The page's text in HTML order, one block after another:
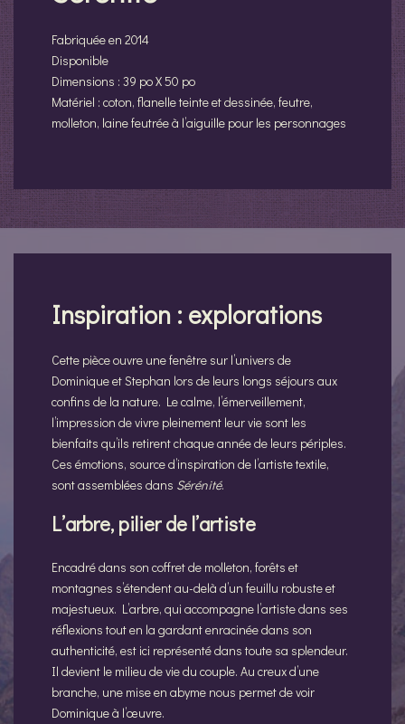
Fabriquée en 2014
Disponible
Dimensions : 39 po X 50 po
Matériel : coton, flanelle teinte et dessinée, feutre,
molleton, laine feutrée à l’aiguille pour les personnages
Inspiration : explorations
Cette pièce ouvre une fenêtre sur l’univers de
Dominique et Stephan lors de leurs longs séjours aux
confins de la nature. Le calme, l’émerveillement,
l’impression de vivre pleinement leur vie sont les
bienfaits qu’ils retirent chaque année de leurs périples.
Ces émotions, source d’inspiration de l’artiste textile,
sont assemblées dans Sérénité.
L’arbre, pilier de l’artiste
Encadré dans son coffret de molleton, forêts et
montagnes s’étendent au-delà d’un feuillu robuste et
majestueux. L’arbre, qui accompagne l’artiste dans ses
réflexions tout en la gardant enracinée dans son
authenticité, est ici représenté dans toute sa splendeur.
Il devient le milieu de vie du couple. Au creux d’une
branche, une mise en abyme nous permet de voir
Dominique à l’œuvre.